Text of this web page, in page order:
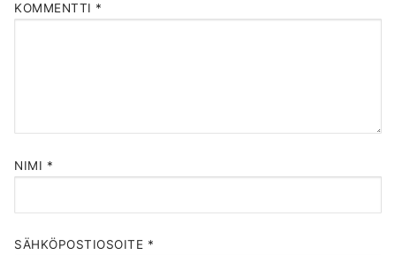
KOMMENTTI *
NIMI *
SÄHKÖPOSTIOSOITE *